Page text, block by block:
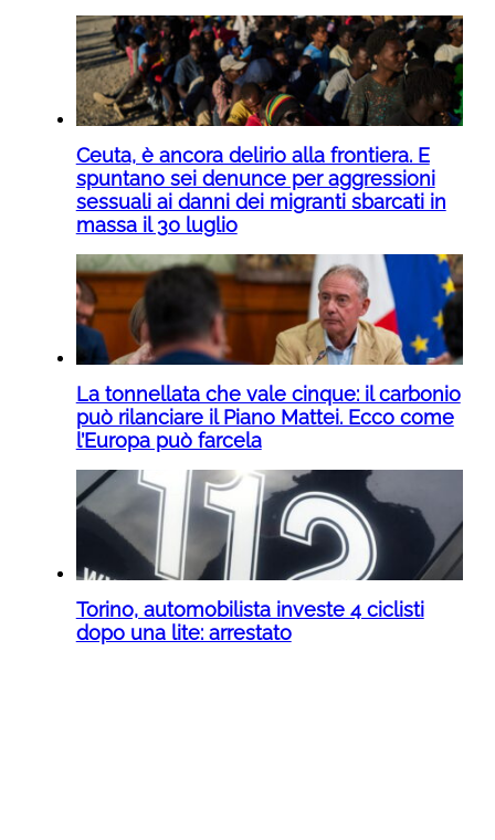
Ceuta, è ancora delirio alla frontiera. E
spuntano sei denunce per aggressioni
sessuali ai danni dei migranti sbarcati in
massa il 30 luglio
La tonnellata che vale cinque: il carbonio
può rilanciare il Piano Mattei. Ecco come
l’Europa può farcela
Torino, automobilista investe 4 ciclisti
dopo una lite: arrestato